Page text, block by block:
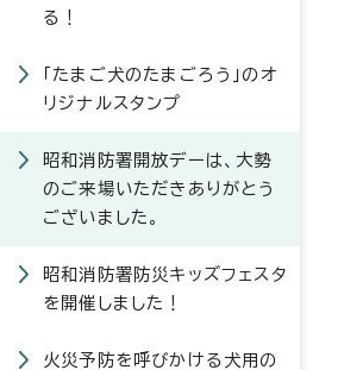
る！
「たまご犬のたまごろう」のオ
リジナルスタンプ
昭和消防署開放デーは、大勢
のご来場いただきありがとう
ございました。
昭和消防署防災キッズフェスタ
を開催しました！
火災予防を呼びかける犬用の